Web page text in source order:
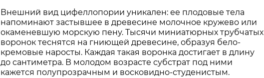
Внешний вид цифеллопории уникален: ее плодовые тела
напоминают застывшее в древесине молочное кружево или
окаменевшую морскую пену. Тысячи миниатюрных трубчатых
воронок теснятся на гниющей древесине, образуя бело-
кремовые наросты. Каждая такая воронка достигает в длину
до сантиметра. В молодом возрасте субстрат под ними
кажется полупрозрачным и восковидно-студенистым.